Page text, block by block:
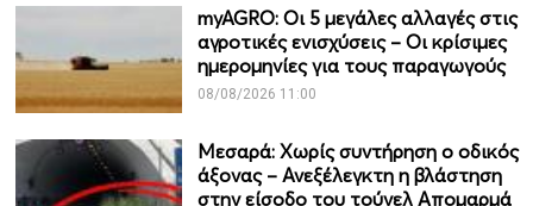
myAGRO: Οι 5 μεγάλες αλλαγές στις
αγροτικές ενισχύσεις – Οι κρίσιμες
ημερομηνίες για τους παραγωγούς
08/08/2026 11:00
Μεσαρά: Χωρίς συντήρηση ο οδικός
άξονας – Ανεξέλεγκτη η βλάστηση
στην είσοδο του τούνελ Απομαρμά